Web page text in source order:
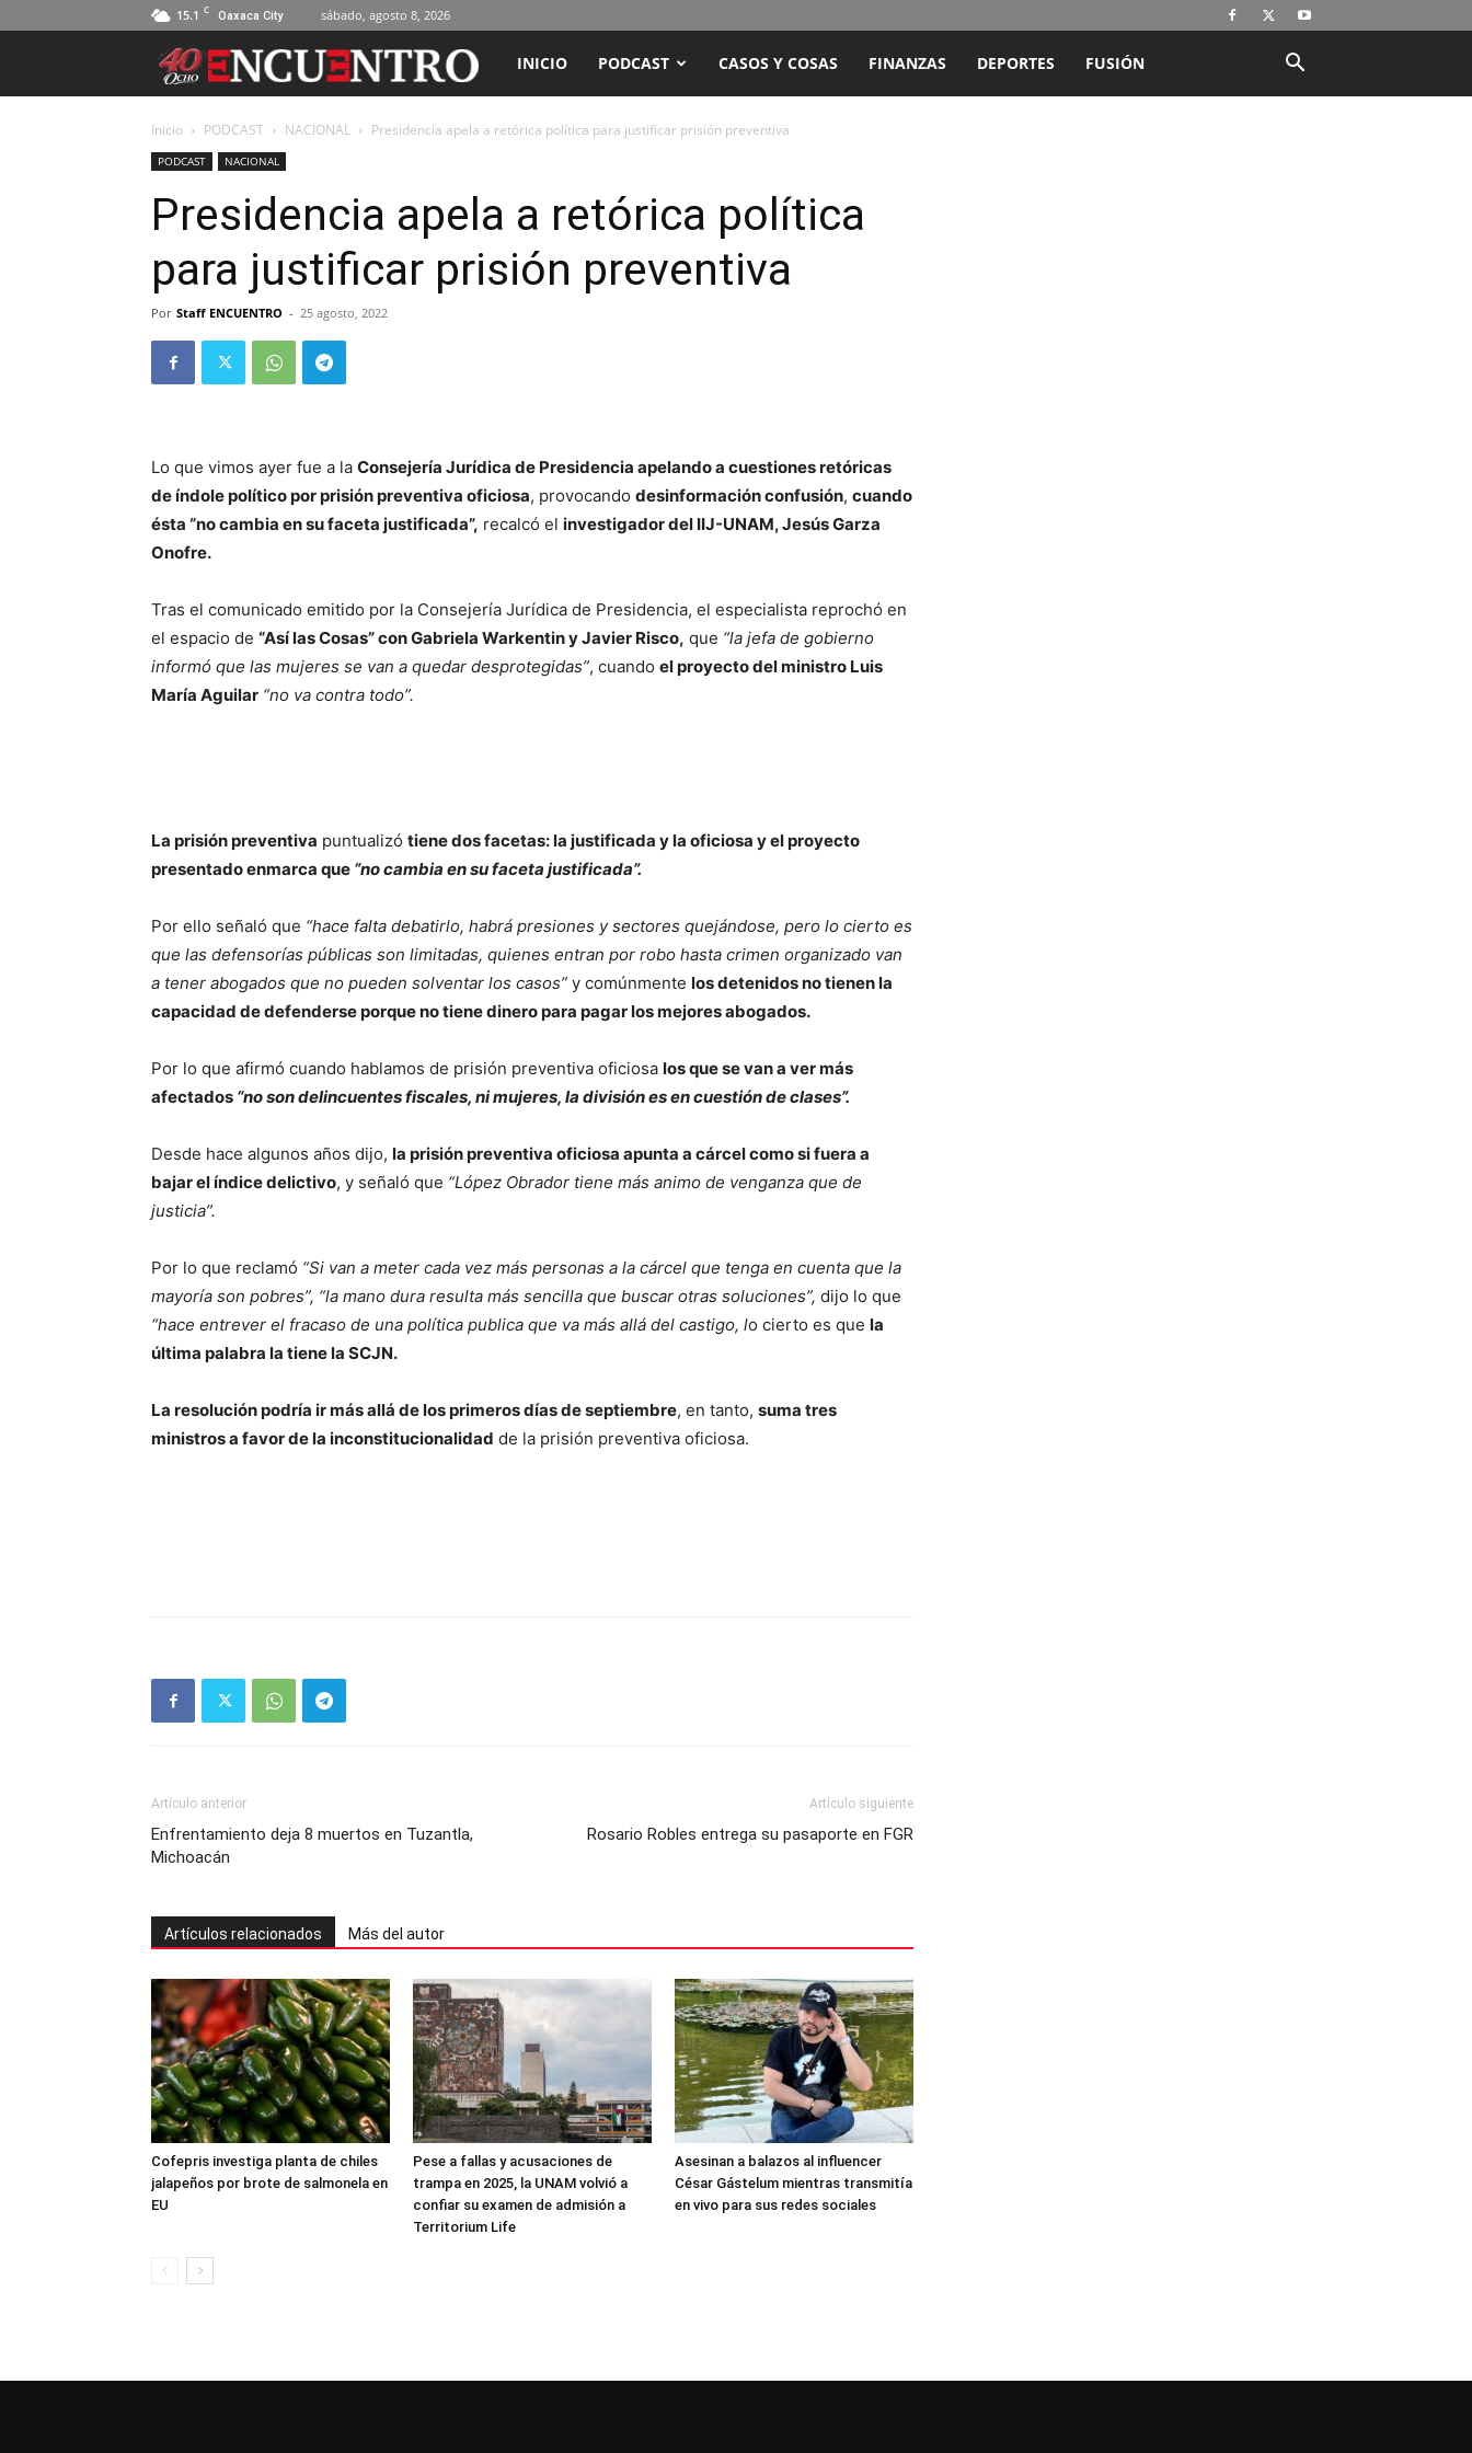
15.1 C Oaxaca City sábado, agosto 8, 2026
ENCUENTRO
RADIO
TELEVISIÓN
INICIO PODCAST CASOS Y COSAS FINANZAS DEPORTES FUSIÓN
Inicio PODCAST NACIONAL Presidencia apela a retórica política para justificar prisión preventiva
PODCAST NACIONAL
Presidencia apela a retórica política
para justificar prisión preventiva
Por Staff ENCUENTRO - 25 agosto, 2022
Lo que vimos ayer fue a la Consejería Jurídica de Presidencia apelando a cuestiones retóricas
de índole político por prisión preventiva oficiosa, provocando desinformación confusión, cuando
ésta “no cambia en su faceta justificada”, recalcó el investigador del IIJ-UNAM, Jesús Garza
Onofre.
Tras el comunicado emitido por la Consejería Jurídica de Presidencia, el especialista reprochó en
el espacio de “Así las Cosas” con Gabriela Warkentin y Javier Risco, que “la jefa de gobierno
informó que las mujeres se van a quedar desprotegidas”, cuando el proyecto del ministro Luis
María Aguilar “no va contra todo”.
La prisión preventiva puntualizó tiene dos facetas: la justificada y la oficiosa y el proyecto
presentado enmarca que “no cambia en su faceta justificada”.
Por ello señaló que “hace falta debatirlo, habrá presiones y sectores quejándose, pero lo cierto es
que las defensorías públicas son limitadas, quienes entran por robo hasta crimen organizado van
a tener abogados que no pueden solventar los casos” y comúnmente los detenidos no tienen la
capacidad de defenderse porque no tiene dinero para pagar los mejores abogados.
Por lo que afirmó cuando hablamos de prisión preventiva oficiosa los que se van a ver más
afectados “no son delincuentes fiscales, ni mujeres, la división es en cuestión de clases”.
Desde hace algunos años dijo, la prisión preventiva oficiosa apunta a cárcel como si fuera a
bajar el índice delictivo, y señaló que “López Obrador tiene más animo de venganza que de
justicia”.
Por lo que reclamó “Si van a meter cada vez más personas a la cárcel que tenga en cuenta que la
mayoría son pobres”, “la mano dura resulta más sencilla que buscar otras soluciones”, dijo lo que
“hace entrever el fracaso de una política publica que va más allá del castigo, lo cierto es que la
última palabra la tiene la SCJN.
La resolución podría ir más allá de los primeros días de septiembre, en tanto, suma tres
ministros a favor de la inconstitucionalidad de la prisión preventiva oficiosa.
Artículo anterior
Enfrentamiento deja 8 muertos en Tuzantla,
Michoacán
Artículo siguiente
Rosario Robles entrega su pasaporte en FGR
Artículos relacionados Más del autor
Cofepris investiga planta de chiles
jalapeños por brote de salmonela en
EU
Pese a fallas y acusaciones de
trampa en 2025, la UNAM volvió a
confiar su examen de admisión a
Territorium Life
Asesinan a balazos al influencer
César Gástelum mientras transmitía
en vivo para sus redes sociales